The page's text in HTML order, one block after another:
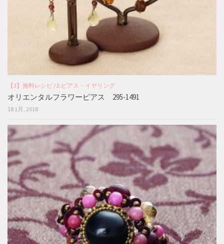
【3】無料レシピ /2.ピアス・イヤリング
オリエンタルフラワーピアス 295-1491
18 1月, 2018